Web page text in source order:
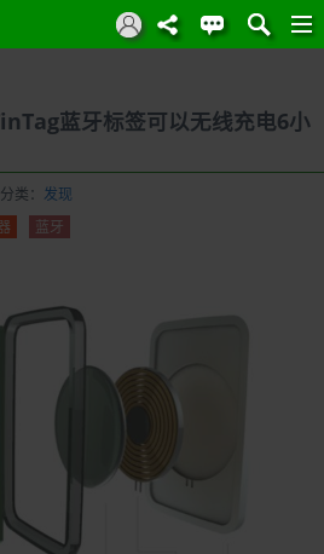
蓝牙标签可以无线充电6小
类： 发现
蓝牙